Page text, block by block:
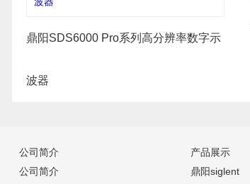
鼎阳SDS6000 Pro系列高分辨率数字示
波器
公司简介
公司简介
产品展示
鼎阳siglent